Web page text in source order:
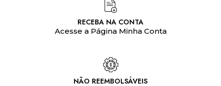
RECEBA NA CONTA
Acesse a Página Minha Conta
NÃO REEMBOLSÁVEIS